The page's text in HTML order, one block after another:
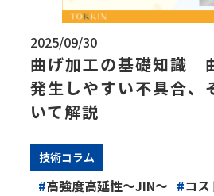
2025/09/30
曲げ加工の基礎知識│
発生しやすい不具合、
いて解説
技術コラム
#高強度高延性～JIN～ #コ